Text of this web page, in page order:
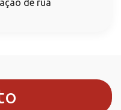
de rua